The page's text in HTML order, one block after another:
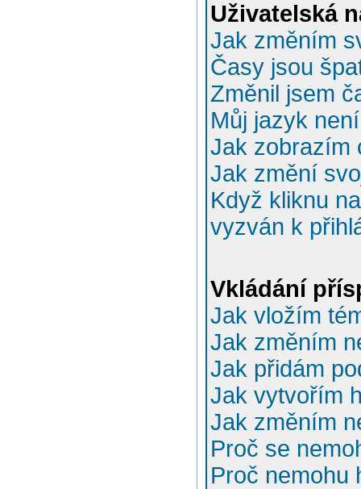
Uživatelská
Jak změním
Časy jsou
Změnil jsem
Můj jazyk
Jak zobrazím
Jak změní
Když kliknu
vyzván k
Vkládání
Jak vložím
Jak změním
Jak přidám
Jak vytvořím
Jak změním
Proč se
Proč nemohu